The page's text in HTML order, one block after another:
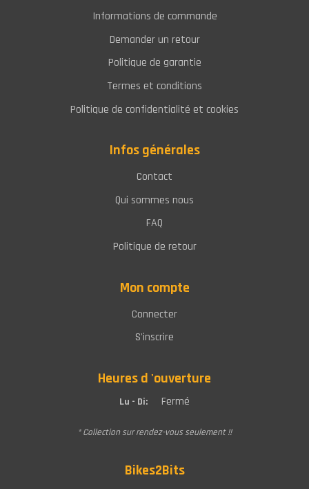
Informations de commande
Demander un retour
Politique de garantie
Termes et conditions
Politique de confidentialité et cookies
Infos générales
Contact
Qui sommes nous
FAQ
Politique de retour
Mon compte
Connecter
S'inscrire
Heures d 'ouverture
Lu - Di: Fermé
* Collection sur rendez-vous seulement !!
Bikes2Bits